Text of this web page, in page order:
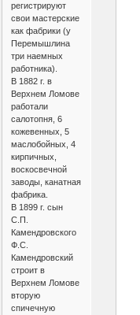
регистрируют
свои мастерские
как фабрики (у
Перемышлина
три наемных
работника).
В 1882 г. в
Верхнем Ломове
работали
салотопня, 6
кожевенных, 5
маслобойных, 4
кирпичных,
воскосвечной
заводы, канатная
фабрика.
В 1899 г. сын
С.П.
Камендровского
Ф.С.
Камендровский
строит в
Верхнем Ломове
вторую
спичечную